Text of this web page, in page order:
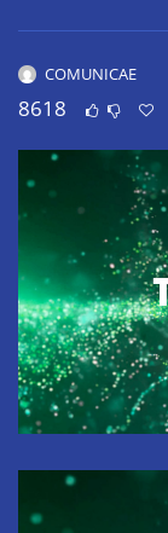
COMUNICAE
8618